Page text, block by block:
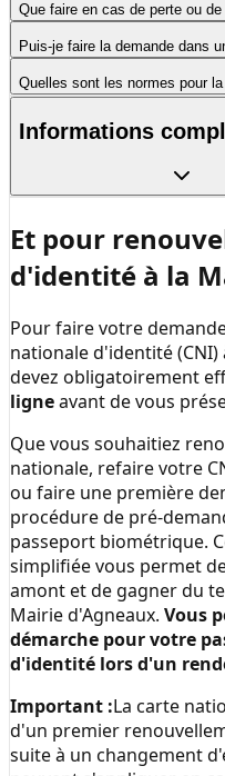
Que faire en cas de perte ou
Puis-je faire la demande dans
Quelles sont les normes pour
Informations
Et pour
d'identité à la
Pour faire votre
nationale d'identité (CNI)
devez obligatoirement
ligneavant de vous
Que vous souhaitiez
nationale, refaire votre
ou faire une première
procédure de pré-
passeport biométrique.
simplifiée vous permet
amont et de gagner du
Mairie d'Agneaux. Vous
démarche pour votre
d'identité lors d'un
Important :La carte
d'un premier
suite à un changement